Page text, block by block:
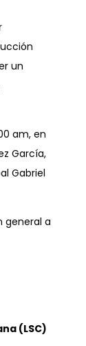
un
am, en
García,
Gabriel
general a
(LSC)